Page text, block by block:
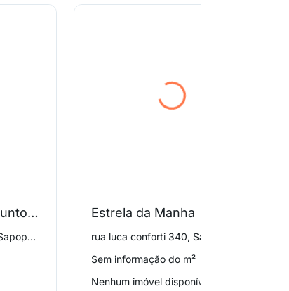
Condominio do Conjunto Habitacional Itaquera B 4
rua augustin luberti 1053, Sapopemba
Estrela da Manha
rua luca conforti 340, Sapopemba
Sem informação do m²
Nenhum imóvel disponível